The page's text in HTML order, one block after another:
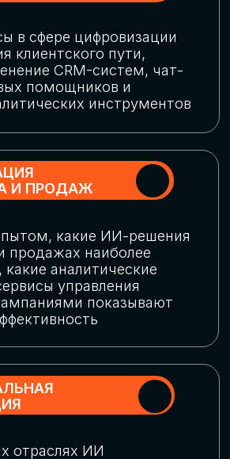
более 120 спикеров